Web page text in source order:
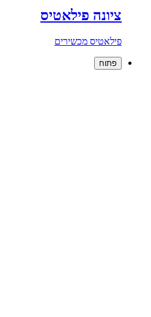
ציונה פילאטיס
פילאטיס מכשירים
פתוח